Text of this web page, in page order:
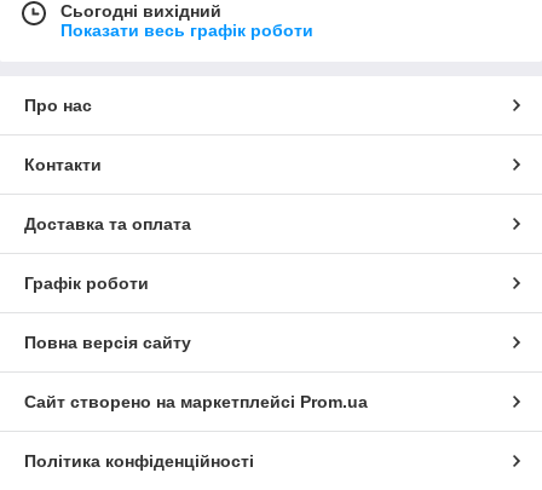
Сьогодні вихідний
Показати весь графік роботи
Про нас
Контакти
Доставка та оплата
Графік роботи
Повна версія сайту
Сайт створено на маркетплейсі Prom.ua
Політика конфіденційності